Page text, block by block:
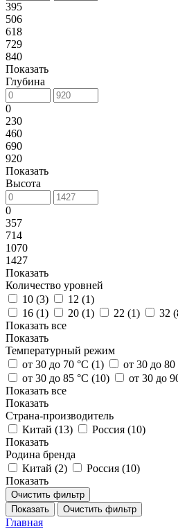
395
506
618
729
840
Показать
Глубина
0
230
460
690
920
Показать
Высота
0
357
714
1070
1427
Показать
Количество уровней
10 (3) 12 (1)
16 (1) 20 (1) 22 (1) 32 (
Показать все
Показать
Температурный режим
от 30 до 70 °С (1) от 30 до
от 30 до 85 °С (10) от 30 до
Показать все
Показать
Страна-производитель
Китай (13) Россия (10)
Показать
Родина бренда
Китай (2) Россия (10)
Показать
Очистить фильтр
Показать
Очистить фильтр
Главная